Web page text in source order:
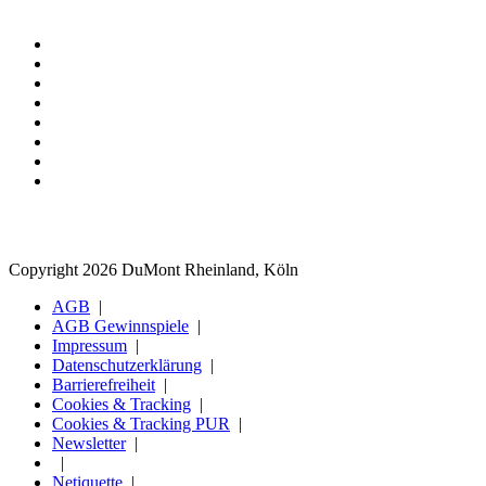
Copyright 2026 DuMont Rheinland, Köln
AGB
AGB Gewinnspiele
Impressum
Datenschutzerklärung
Barrierefreiheit
Cookies & Tracking
Cookies & Tracking PUR
Newsletter